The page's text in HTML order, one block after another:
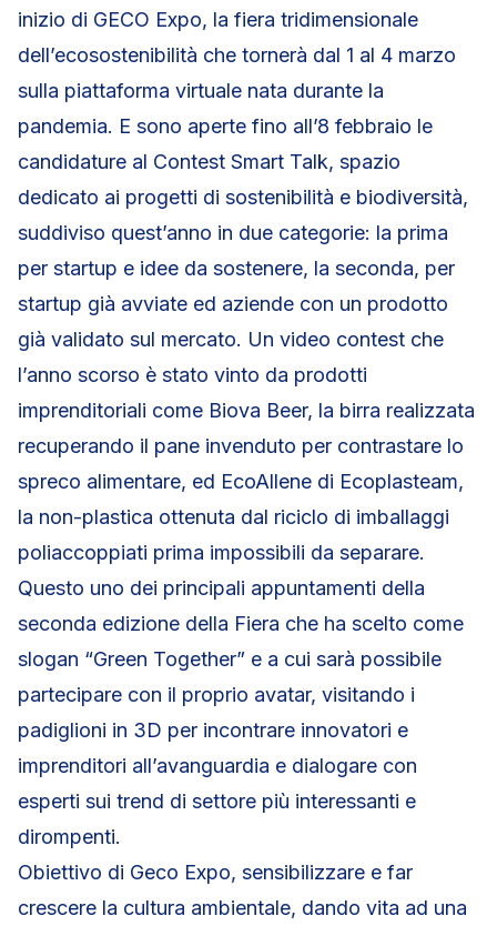
inizio di GECO Expo, la fiera tridimensionale
dell’ecosostenibilità che tornerà dal 1 al 4 marzo
sulla piattaforma virtuale nata durante la
pandemia. E sono aperte fino all’8 febbraio le
candidature al Contest Smart Talk, spazio
dedicato ai progetti di sostenibilità e biodiversità,
suddiviso quest’anno in due categorie: la prima
per startup e idee da sostenere, la seconda, per
startup già avviate ed aziende con un prodotto
già validato sul mercato. Un video contest che
l’anno scorso è stato vinto da prodotti
imprenditoriali come Biova Beer, la birra realizzata
recuperando il pane invenduto per contrastare lo
spreco alimentare, ed EcoAllene di Ecoplasteam,
la non-plastica ottenuta dal riciclo di imballaggi
poliaccoppiati prima impossibili da separare.
Questo uno dei principali appuntamenti della
seconda edizione della Fiera che ha scelto come
slogan “Green Together” e a cui sarà possibile
partecipare con il proprio avatar, visitando i
padiglioni in 3D per incontrare innovatori e
imprenditori all’avanguardia e dialogare con
esperti sui trend di settore più interessanti e
dirompenti.
Obiettivo di Geco Expo, sensibilizzare e far
crescere la cultura ambientale, dando vita ad una